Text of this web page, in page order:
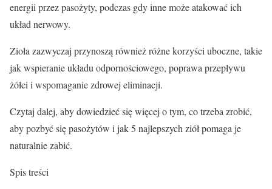
energii przez pasożyty, podczas gdy inne może atakować ich
układ nerwowy.
Zioła zazwyczaj przynoszą również różne korzyści uboczne, takie
jak wspieranie układu odpornościowego, poprawa przepływu
żółci i wspomaganie zdrowej eliminacji.
Czytaj dalej, aby dowiedzieć się więcej o tym, co trzeba zrobić,
aby pozbyć się pasożytów i jak 5 najlepszych ziół pomaga je
naturalnie zabić.
Spis treści